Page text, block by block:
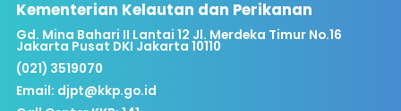
Kementerian Kelautan dan Perikanan
Gd. Mina Bahari II Lantai 12 Jl. Merdeka Timur No.16
Jakarta Pusat DKI Jakarta 10110
(021) 3519070
Email: djpt@kkp.go.id